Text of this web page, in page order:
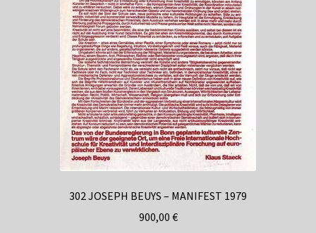
302 JOSEPH BEUYS – MANIFEST 1979
900,00 €